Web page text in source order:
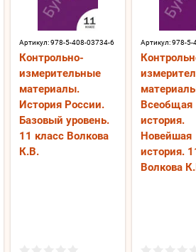
Артикул:978-5-408-03734-6
Контрольно-
измерительные
материалы.
История России.
Базовый уровень.
11 класс Волкова
К.В.
Артикул:978-5-
Всеобщая
история.
Новейшая
история.
Волкова